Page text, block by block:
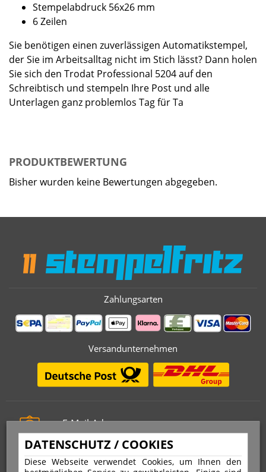
DATENSCHUTZ / COOKIES
Diese Webseite verwendet Cookies, um Ihnen den
Stempelabdruck 56x26 mm
6 Zeilen
Sie benötigen einen zuverlässigen Automatikstempel,
der Sie im Arbeitsalltag nicht im Stich lässt? Dann holen
Sie sich den Trodat Professional 5204 auf den
Schreibtisch und stempeln Ihre Post und alle
Unterlagen ganz problemlos Tag für Ta
PRODUKTBEWERTUNG
Bisher wurden keine Bewertungen abgegeben.
Zahlungsarten
Versandunternehmen
E-Mail-Adresse
info@stempelfritz.de
Telefon